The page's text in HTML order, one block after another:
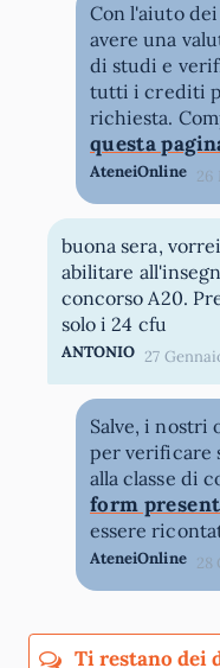
Con l'aiuto
avere una
di studi e
tutti i crediti
richiesta.
questa
AteneiOnline 26
buona sera,
abilitare
concorso A20.
solo i 24 cfu
ANTONIO 27
Salve, i nostri
per verificare
alla classe di
form
essere
AteneiOnline 28